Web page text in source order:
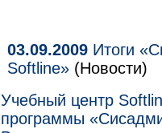
03.09.2009 Итоги
Softline» (Новости)
Учебный центр
программы